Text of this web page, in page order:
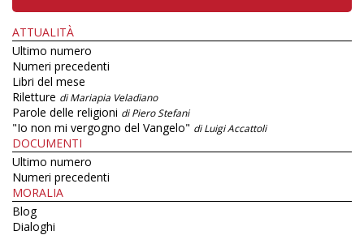
ATTUALITÀ
Ultimo numero
Numeri precedenti
Libri del mese
Riletture di Mariapia Veladiano
Parole delle religioni di Piero Stefani
"Io non mi vergogno del Vangelo" di Luigi Accattoli
DOCUMENTI
Ultimo numero
Numeri precedenti
MORALIA
Blog
Dialoghi